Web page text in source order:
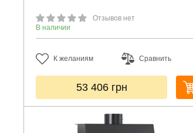
Отзывов нет
В наличии
К желаниям Сравнить
53 406 грн